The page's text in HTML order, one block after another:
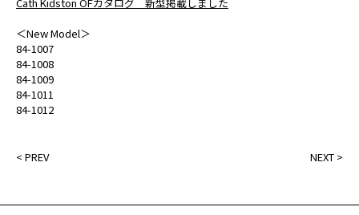
＜New Model＞
84-1007
84-1008
84-1009
84-1011
84-1012
< PREV NEXT >